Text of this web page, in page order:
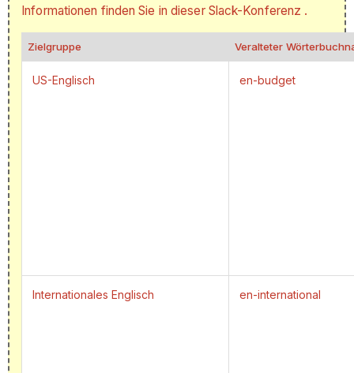
Informationen finden Sie in dieser Slack-Konferenz .
Zielgruppe Veralteter
US-Englisch en-budget
Internationales Englisch en-international